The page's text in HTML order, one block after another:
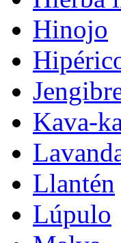
Hinojo
Kava-
Llantén
Lúpulo